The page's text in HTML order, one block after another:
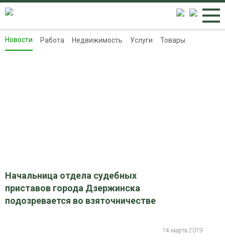
Новости
Новости Работа Недвижимость Услуги Товары
Начальница отдела судебных
приставов города Дзержинска
подозревается во взяточничестве
14 марта 2019